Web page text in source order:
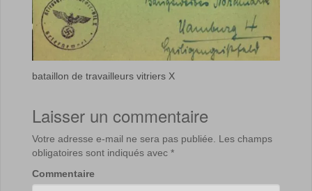
bataillon de travailleurs vitriers X
Laisser un commentaire
Votre adresse e-mail ne sera pas publiée.
Les champs
obligatoires sont indiqués avec *
Commentaire